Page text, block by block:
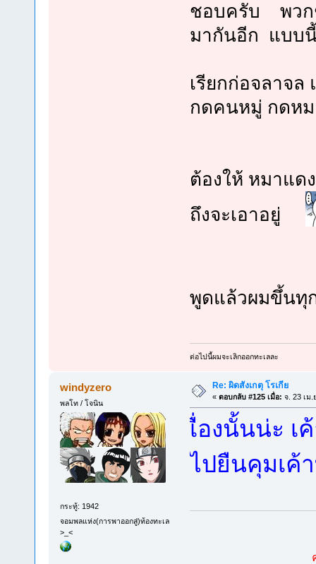
ชอบครับ พวก
มากันอีก แบบ
เรียกก่อจลาจ
กดคนหมู่ กดหม
ต้องให้ หมาแ
ถึงจะเอาอยู่
พูดแล้วผมขึ้น
ต่อไปนี้ผมจะเลิกออกทะเลละ
windyzero
พลโท / โจนิน
กระทู้: 1942
จอมพลแห่ง(การพาออกสู่)ท้องทะเล
>_<
Re: ผิดสังเกตุ โรเกีย
« ตอบกลับ #125 เมื่อ: จ. 23 เม.
เื่องนั้นน่ะ เ
ไปยืนคุมเค้